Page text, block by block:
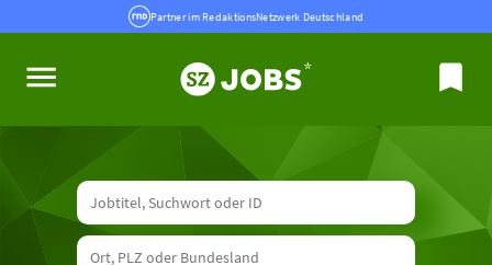
Partner im RedaktionsNetzwerk Deutschland